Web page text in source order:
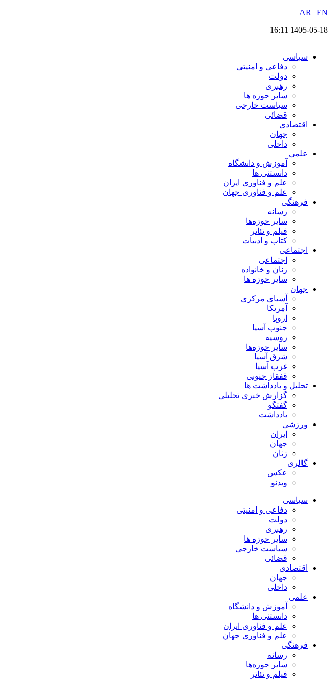
پرش
محتوا
AR | EN
1405-05-18 16:11
سیاسی
دفاعی و امنیتی
دولت
رهبری
سایر حوزه ها
سیاست خارجی
قضائی
اقتصادی
جهان
داخلی
علمی
آموزش و دانشگاه
دانستنی ها
علم و فناوری ایران
علم و فناوری جهان
فرهنگی
رسانه
سایر حوزه‌ها
فیلم و تئاتر
کتاب و ادبیات
اجتماعی
اجتماعی
زنان و خانواده
سایر حوزه ها
جهان
آسیای مرکزی
آمریکا
اروپا
جنوب آسیا
روسیه
سایر حوزه‌ها
شرق آسیا
غرب آسیا
قفقاز جنوبی
تحلیل و یادداشت ها
گزارش خبری تحلیلی
گفتگو
یادداشت
ورزشی
ایران
جهان
زنان
گالری
عکس
ویدئو
سیاسی
دفاعی و امنیتی
دولت
رهبری
سایر حوزه ها
سیاست خارجی
قضائی
اقتصادی
جهان
داخلی
علمی
آموزش و دانشگاه
دانستنی ها
علم و فناوری ایران
علم و فناوری جهان
فرهنگی
رسانه
سایر حوزه‌ها
فیلم و تئاتر